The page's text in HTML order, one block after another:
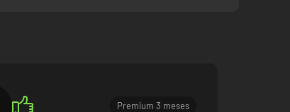
Premium 3 meses